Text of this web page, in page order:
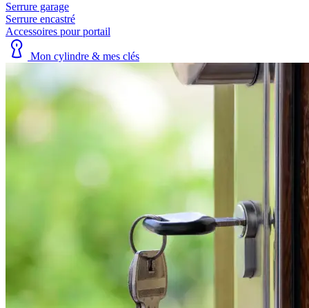
Serrure garage
Serrure encastré
Accessoires pour portail
Mon cylindre & mes clés